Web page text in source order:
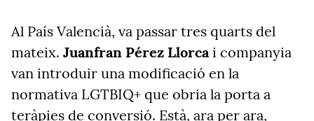
Al País Valencià, va passar tres quarts del
mateix. Juanfran Pérez Llorcai companyia
van introduir una modificació en la
normativa LGTBIQ+ que obria la porta a
teràpies de conversió. Està, ara per ara,